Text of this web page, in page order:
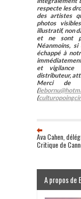
respecte les
des artistes
photos
illustratif, non
et ne sont
Néanmoins,
échappé à
et vigilance
distributeur,
Merci de
(
(
Ava Cahen,
Critique de
A propos de